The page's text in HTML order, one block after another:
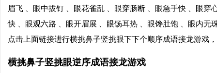
眉飞 、眼中拔钉 、眼花雀乱 、眼穿肠断 、眼急手快 、眼穿
快 、眼观六路 、眼开眉展 、眼饧耳热 、眼馋肚饱 、眼内无
点击上面链接进行横挑鼻子竖挑眼下下个顺序成语接龙游戏
横挑鼻子竖挑眼逆序成语接龙游戏